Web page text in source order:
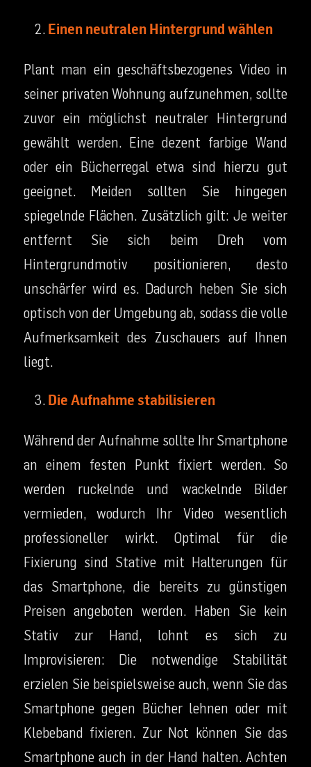
Einen neutralen Hintergrund wählen
Plant man ein geschäftsbezogenes Video in
seiner privaten Wohnung aufzunehmen, sollte
zuvor ein möglichst neutraler Hintergrund
gewählt werden. Eine dezent farbige Wand
oder ein Bücherregal etwa sind hierzu gut
geeignet. Meiden sollten Sie hingegen
spiegelnde Flächen. Zusätzlich gilt: Je weiter
entfernt Sie sich beim Dreh vom
Hintergrundmotiv positionieren, desto
unschärfer wird es. Dadurch heben Sie sich
optisch von der Umgebung ab, sodass die volle
Aufmerksamkeit des Zuschauers auf Ihnen
liegt.
Die Aufnahme stabilisieren
Während der Aufnahme sollte Ihr Smartphone
an einem festen Punkt fixiert werden. So
werden ruckelnde und wackelnde Bilder
vermieden, wodurch Ihr Video wesentlich
professioneller wirkt. Optimal für die
Fixierung sind Stative mit Halterungen für
das Smartphone, die bereits zu günstigen
Preisen angeboten werden. Haben Sie kein
Stativ zur Hand, lohnt es sich zu
Improvisieren: Die notwendige Stabilität
erzielen Sie beispielsweise auch, wenn Sie das
Smartphone gegen Bücher lehnen oder mit
Klebeband fixieren. Zur Not können Sie das
Smartphone auch in der Hand halten. Achten